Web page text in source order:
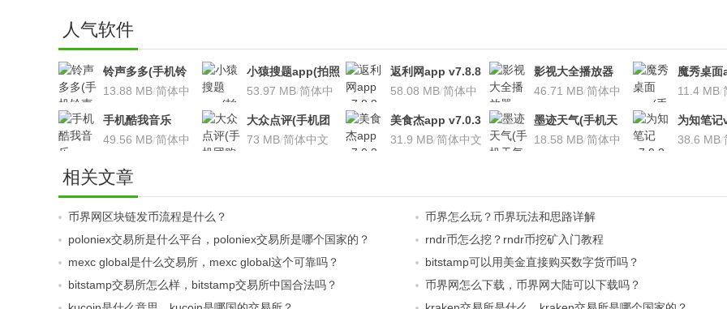
人气软件
铃声多多(手机铃
声软件)v8.7.66 安
13.88 MB/简体中
小猿搜题app(拍照
搜题利器)V9.7.2安
53.97 MB/简体中
返利网app v7.8.8
安卓版
58.08 MB/简体中
影视大全播放器
v3.1.7 安卓版
46.71 MB/简体中
魔秀桌
桌面软件
11.4 MB/
手机酷我音乐
V9.2.3.5 安卓版
49.56 MB/简体中
大众点评(手机团
购软件)V10.18.4
73 MB/简体中文
美食杰app v7.0.3
安卓版
31.9 MB/简体中文
墨迹天气(手机天
气软
18.58 MB/简体中
为知笔
装本地
38.6 MB/
相关文章
币界网区块链发币流程是什么？
币界怎么玩？币界玩法和思路详解
poloniex交易所是什么平台，poloniex交易所是哪个国家的？
rndr币怎么挖？rndr币挖矿入门教程
mexc global是什么交易所，mexc global这个可靠吗？
bitstamp可以用美金直接购买数字货币吗？
bitstamp交易所怎么样，bitstamp交易所中国合法吗？
币界网怎么下载，币界网大陆可以下载吗？